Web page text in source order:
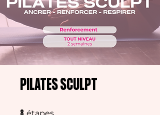
PILATES SCULPT